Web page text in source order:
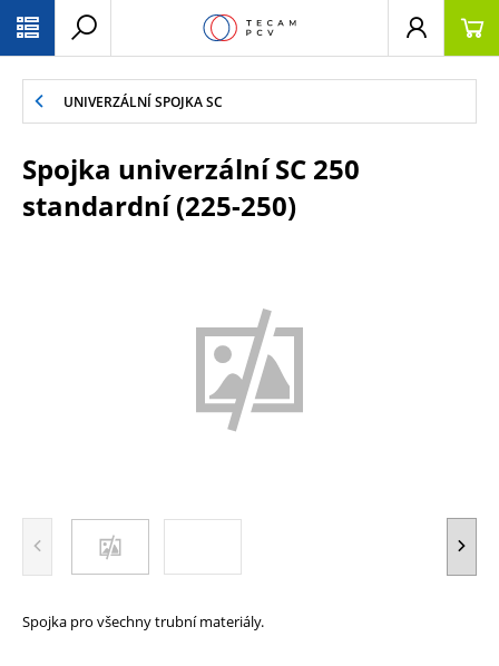
UNIVERZÁLNÍ SPOJKA SC
Spojka univerzální SC 250
standardní (225-250)
Spojka pro všechny trubní materiály.